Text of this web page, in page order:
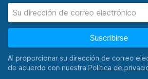
Suscribirse
Al proporcionar su dirección de correo
de acuerdo con nuestra